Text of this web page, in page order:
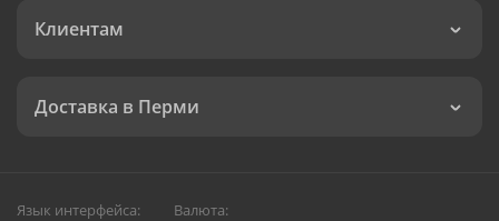
Клиентам
Доставка в Перми
Язык интерфейса: Валюта: